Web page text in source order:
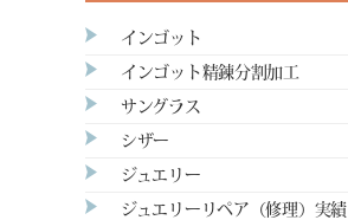
インゴット
インゴット精錬分割加工
サングラス
シザー
ジュエリー
ジュエリーリペア（修理）実績